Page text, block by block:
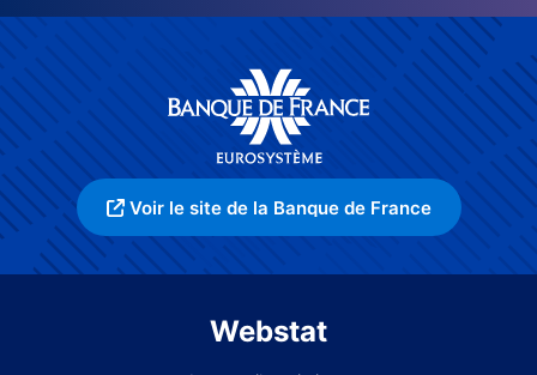
Voir le site de la Banque de France
Webstat